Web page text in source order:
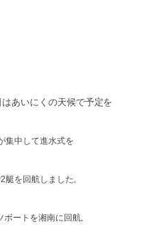
あいにくの天候で予定を
集中して進水式を
を回航しました。
ートを湘南に回航。